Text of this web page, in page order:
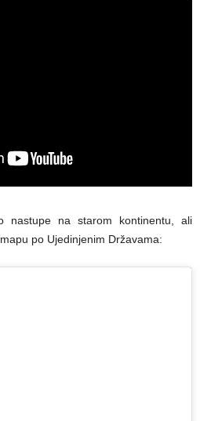
nastupe na starom kontinentu, ali
po Ujedinjenim Državama: